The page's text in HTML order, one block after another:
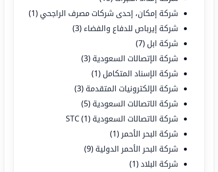
شركة إمكان، إحدى شركات مصرف الراجحي (1)
شركة إيرباص للدفاع والفضاء (3)
شركة ابل (7)
شركة الإتصالات السعودية (3)
شركة الإسناد المتكامل (1)
شركة الإلكترونيات المتقدمة (3)
شركة الاتصالات السعودية (5)
شركة الاتصالات السعودية STC (1)
شركة البحر الأحمر (1)
شركة البحر الأحمر الدولية (9)
شركة البلاد(1)